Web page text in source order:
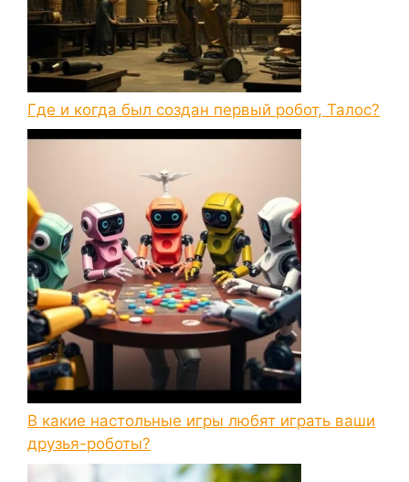
Где и когда был создан первый робот, Талос?
В какие настольные игры любят играть ваши
друзья-роботы?